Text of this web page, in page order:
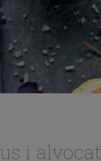
i alvocat